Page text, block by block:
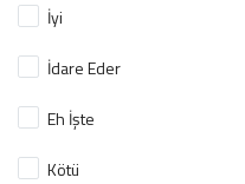
İyi
İdare Eder
Eh İşte
Kötü